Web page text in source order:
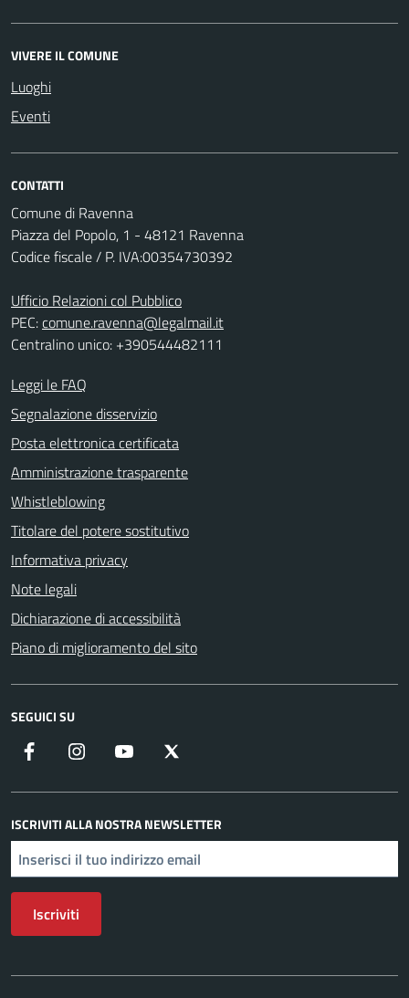
VIVERE IL COMUNE
Luoghi
Eventi
CONTATTI
Comune di Ravenna
Piazza del Popolo, 1 - 48121 Ravenna
Codice fiscale / P. IVA:00354730392
Ufficio Relazioni col Pubblico
PEC:comune.ravenna@legalmail.it
Centralino unico: +390544482111
Leggi le FAQ
Segnalazione disservizio
Posta elettronica certificata
Amministrazione trasparente
Whistleblowing
Titolare del potere sostitutivo
Informativa privacy
Note legali
Dichiarazione di accessibilità
Piano di miglioramento del sito
SEGUICI SU
Facebook Instagram YouTube
ISCRIVITI ALLA NOSTRA NEWSLETTER